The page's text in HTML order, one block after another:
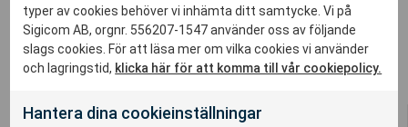
Läs mer om dettahär.
typer av cookies behöver vi inhämta ditt samtycke. Vi på
Sigicom AB, orgnr. 556207-1547 använder oss av följande
slags cookies. För att läsa mer om vilka cookies vi använder
och lagringstid, klicka här för att komma till vår cookiepolicy.
Hantera dina cookieinställningar